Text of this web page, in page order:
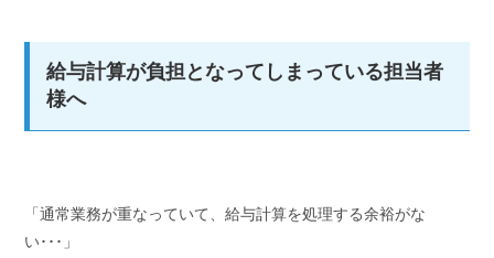
給与計算が負担となってしまっている担当者
様へ
「通常業務が重なっていて、給与計算を処理する余裕がな
い･･･」